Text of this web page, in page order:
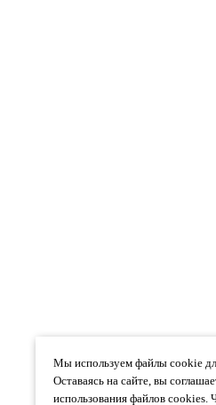
Мы используем файлы cookie
Оставаясь на сайте, вы
использования файлов cookies.